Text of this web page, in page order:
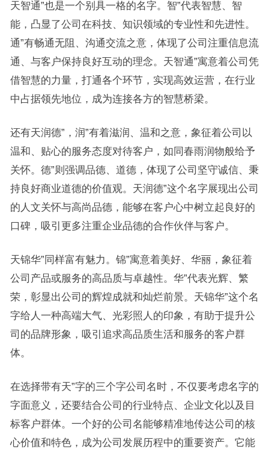
天智通”也是一个别具一格的名字。智”代表智慧、智
能，凸显了公司在科技、知识领域的专业性和先进性。
通”有畅通无阻、沟通交流之意，体现了公司注重信息流
通、与客户保持良好互动的理念。天智通”寓意着公司凭
借智慧的力量，打通各个环节，实现高效运营，在行业
中占据领先地位，成为连接各方的智慧桥梁。
还有天润德”，润”有着滋润、温和之意，象征着公司以
温和、贴心的服务态度对待客户，如同春雨润物般给予
关怀。德”则强调品德、道德，体现了公司坚守诚信、秉
持良好商业道德的价值观。天润德”这个名字展现出公司
的人文关怀与高尚品德，能够在客户心中树立起良好的
口碑，吸引更多注重企业品德的合作伙伴与客户。
天锦华”同样富有魅力。锦”寓意着美好、华丽，象征着
公司产品或服务的高品质与卓越性。华”代表光辉、繁
荣，彰显出公司的辉煌成就和灿烂前景。天锦华”这个名
字给人一种高端大气、光彩照人的印象，有助于提升公
司的品牌形象，吸引追求高品质生活和服务的客户群
体。
在选择带有天”字的三个字公司名时，不仅要考虑名字的
字面意义，还要结合公司的行业特点、企业文化以及目
标客户群体。一个好的公司名能够精准地传达公司的核
心价值和特色，成为公司发展历程中的重要资产。它能